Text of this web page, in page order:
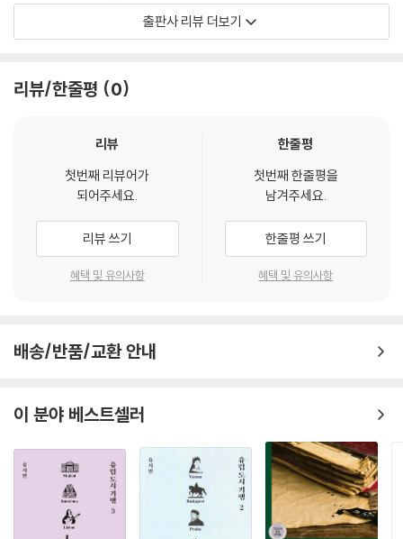
박희병 교수는 근대학문의 패러다임을 바꾸지 않는 한 새로운 삶, 새로운
세계관의 모색은 불가능하다고 말한다. 그리고 동아시아 학문론에서 대안
는다. 오히려 ‘공부 일반’을 가리키는 아주 포괄적인 말이다. 오늘날의 맥락
소를 막론하고 자신의 인간적 완성을 위해 삶의 과정에서 불가피하게 수반
아시아 학문론에서는 삶의 과정 그 자체가 바로 공부의 과정이며, 삶과 공
부는 별개의 것으로 분리되지 않는다.
‘공자님 말씀’을 어렵게만 생각하지만, 사실 공자가 설파한 진리는 ‘공부의
즐거움’이다. “배우고 때로 익히면 또한 기쁘지 아니한가”라는 말에서 알
수 있듯 그는 자신의 삶을 통해 ‘즐거운 공부’를 실천한 인물이다. 후학들도
대”하기를 주문한다.
스스로 깨닫는 공부를 하라
: “스스로 깨닫는 것은 일당백의 공부가 된다” _ 왕양명(王陽明)
“난을 치는 것이 비록 작은 도이기는 하나 법도가 없이는 이루어지지 않거
늘, 하물며 이보다 큰 일에 있어서랴!” 김정희(金正喜)의 말이다. 서예가
로만 알고 있는 김정희가 말하는 공부법은 극과 극은 통한다는 자명한 진
리를 다시 한번 새기게 한다. 이어지는 말은 “난 치는 데 손을 대자면 마땅
출판사 리뷰 더보기
리뷰/한줄평 0
리뷰
첫번째 리뷰어가
되어주세요.
리뷰 쓰기
혜택 및 유의사항
한줄평
첫번째 한줄평을
남겨주세요.
한줄평 쓰기
혜택 및 유의사항
배송/반품/교환 안내
이 분야 베스트셀러